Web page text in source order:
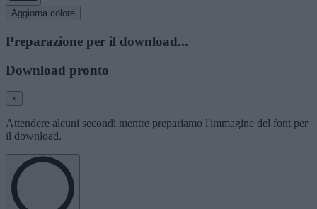
Aggiorna colore
Preparazione per il download...
Download pronto
×
Attendere alcuni secondi mentre prepariamo l'immagine del font per
il download.